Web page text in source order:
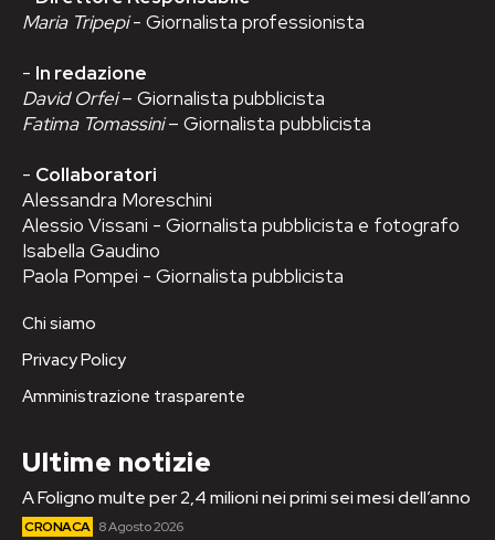
Maria Tripepi- Giornalista professionista
- In redazione
David Orfei– Giornalista pubblicista
Fatima Tomassini– Giornalista pubblicista
- Collaboratori
Alessandra Moreschini
Alessio Vissani - Giornalista pubblicista e fotografo
Isabella Gaudino
Paola Pompei - Giornalista pubblicista
Chi siamo
Privacy Policy
Amministrazione trasparente
Ultime notizie
A Foligno multe per 2,4 milioni nei primi sei mesi dell’anno
CRONACA 8 Agosto 2026